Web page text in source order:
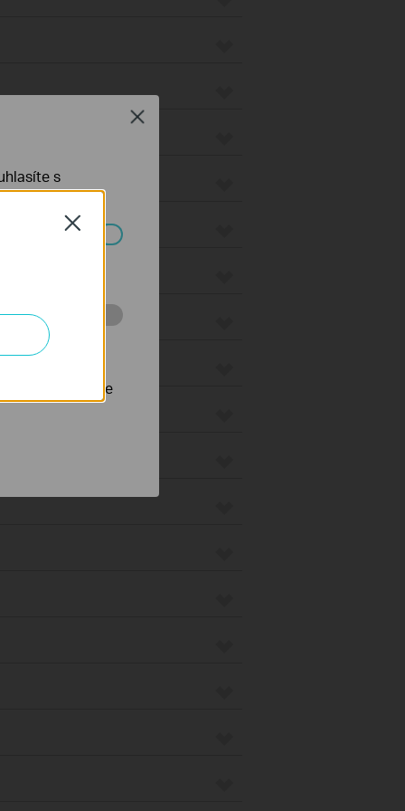
Close
s
za
nastavit, aby se
Close